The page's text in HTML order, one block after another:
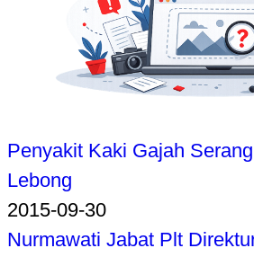
Penyakit Kaki Gajah
Lebong
2015-09-30
Nurmawati Jabat Plt